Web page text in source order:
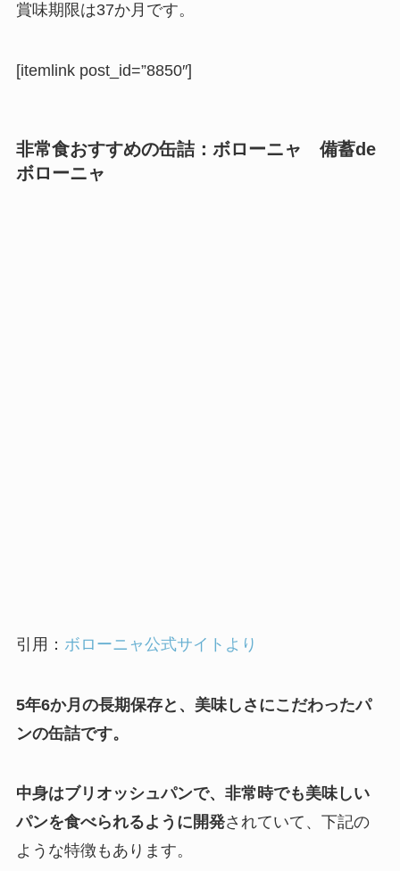
賞味期限は37か月 です。
[itemlink post_id=”8850″]
非常食おすすめの缶詰： ボローニャ 備蓄de
ボローニャ
引用： ボローニャ公式サイトより
5年6か月の長期保存と、美味しさにこだわったパ
ンの缶詰です。
中身はブリオッシュパンで、非常時でも美味しい
パンを食べられるように開発されていて、下記の
ような特徴もあります。